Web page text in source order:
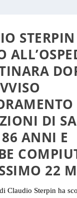
STERPIN
DI
ANNI E
22
Claudio Sterpin ha